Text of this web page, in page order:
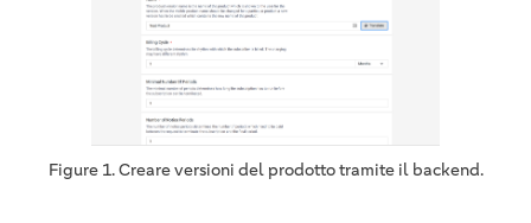
Figure 1. Creare versioni del prodotto tramite il backend.